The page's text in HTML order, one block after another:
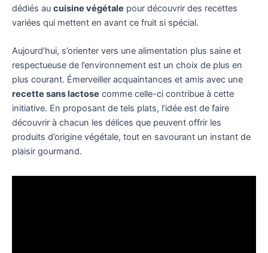
dédiés au cuisine végétale pour découvrir des recettes
variées qui mettent en avant ce fruit si spécial.
Aujourd’hui, s’orienter vers une alimentation plus saine et
respectueuse de l’environnement est un choix de plus en
plus courant. Émerveiller acquaintances et amis avec une
recette sans lactose comme celle-ci contribue à cette
initiative. En proposant de tels plats, l’idée est de faire
découvrir à chacun les délices que peuvent offrir les
produits d’origine végétale, tout en savourant un instant de
plaisir gourmand.